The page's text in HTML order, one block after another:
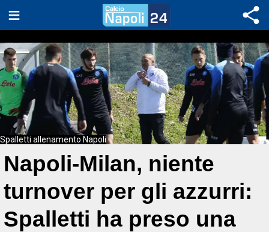
Spalletti allenamento Napoli
Napoli-Milan, niente
turnover per gli azzurri:
Spalletti ha preso una